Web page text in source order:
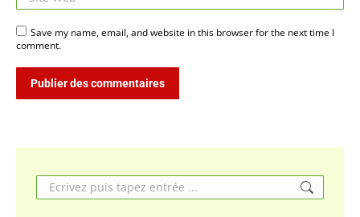
Save my name, email, and website in this browser for the next time I
comment.
Publier des commentaires
Search: